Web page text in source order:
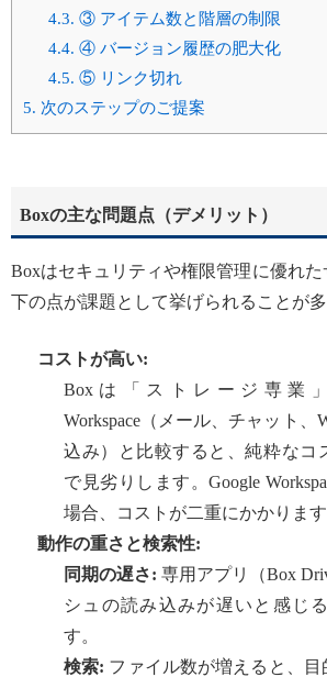
4.3. ③ アイテム数と階層の制限
4.4. ④ バージョン履歴の肥大化
4.5. ⑤ リンク切れ
5. 次のステップのご提案
Boxの主な問題点（デメリット）
Boxはセキュリティや権限管理に優れ
下の点が課題として挙げられることが多
コストが高い:
Boxは「ストレージ専業
Workspace（メール、チャット、
込み）と比較すると、純粋なコ
で見劣りします。Google
場合、コストが二重にかかります
動作の重さと検索性:
同期の遅さ: 専用アプリ（Box
シュの読み込みが遅いと感じ
す。
検索: ファイル数が増えると、